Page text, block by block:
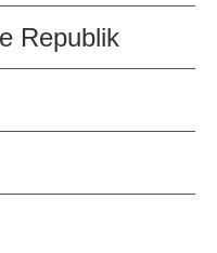
Republik